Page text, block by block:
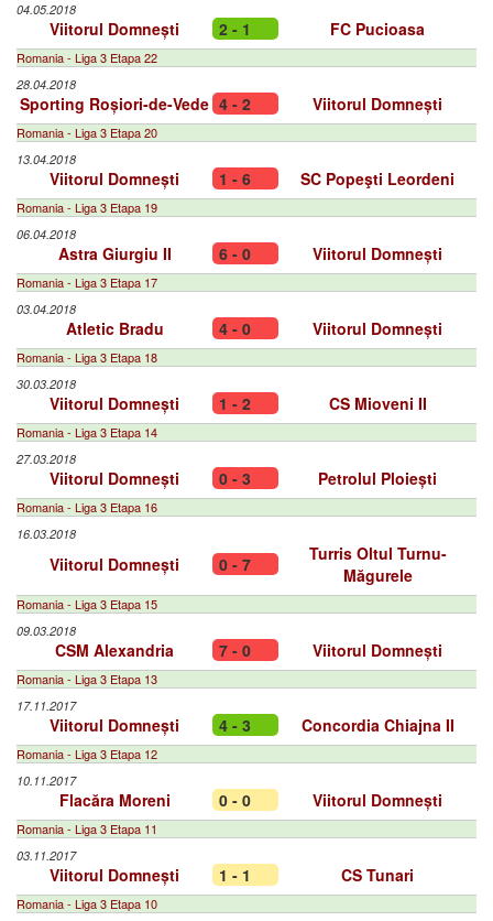
04.05.2018
Viitorul Domnești 2 - 1 FC Pucioasa
Romania - Liga 3 Etapa 22
28.04.2018
Sporting Roșiori-de-Vede 4 - 2 Viitorul Domnești
Romania - Liga 3 Etapa 20
13.04.2018
Viitorul Domnești 1 - 6 SC Popeşti Leordeni
Romania - Liga 3 Etapa 19
06.04.2018
Astra Giurgiu II 6 - 0 Viitorul Domnești
Romania - Liga 3 Etapa 17
03.04.2018
Atletic Bradu 4 - 0 Viitorul Domnești
Romania - Liga 3 Etapa 18
30.03.2018
Viitorul Domnești 1 - 2 CS Mioveni II
Romania - Liga 3 Etapa 14
27.03.2018
Viitorul Domnești 0 - 3 Petrolul Ploiești
Romania - Liga 3 Etapa 16
16.03.2018
Viitorul Domnești 0 - 7
Turris Oltul Turnu-
Măgurele
Romania - Liga 3 Etapa 15
09.03.2018
CSM Alexandria 7 - 0 Viitorul Domnești
Romania - Liga 3 Etapa 13
17.11.2017
Viitorul Domnești 4 - 3 Concordia Chiajna II
Romania - Liga 3 Etapa 12
10.11.2017
Flacăra Moreni 0 - 0 Viitorul Domnești
Romania - Liga 3 Etapa 11
03.11.2017
Viitorul Domnești 1 - 1 CS Tunari
Romania - Liga 3 Etapa 10